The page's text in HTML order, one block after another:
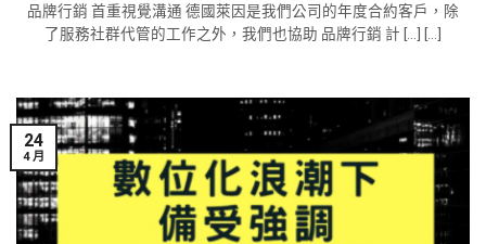
品牌行銷 首重視覺溝通 德國萊因是我們公司的年度合約客戶，除
了服務社群代管的工作之外，我們也協助 品牌行銷 計 [...] [...]
24
4 月